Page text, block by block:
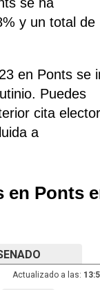
y un total de
en Ponts se
Puedes
cita
a
en Ponts
Actualizado a las: